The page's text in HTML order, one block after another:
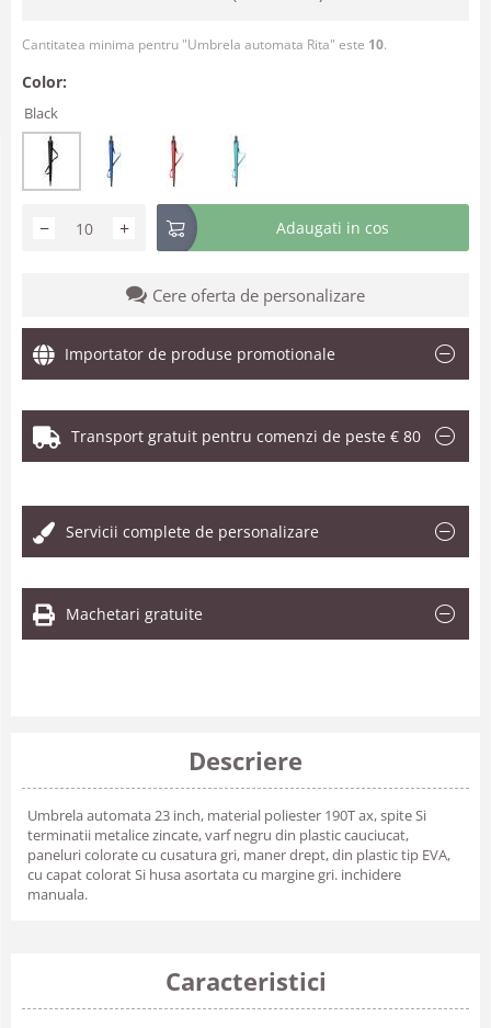
Cantitatea minima pentru "Umbrela automata Rita" este 10.
Color:
Black
+
− Adaugati in cos
Cere oferta de personalizare
Importator de produse promotionale
Transport gratuit pentru comenzi de peste € 80
Servicii complete de personalizare
Machetari gratuite
Descriere
Umbrela automata 23 inch, material poliester 190T ax, spite Si
terminatii metalice zincate, varf negru din plastic cauciucat,
paneluri colorate cu cusatura gri, maner drept, din plastic tip EVA,
cu capat colorat Si husa asortata cu margine gri. inchidere
manuala.
Caracteristici